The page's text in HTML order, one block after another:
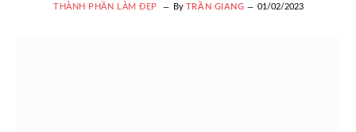
THÀNH PHẦN LÀM ĐẸP By TRẦN GIANG 01/02/2023